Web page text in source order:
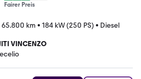
Fairer Preis
65.800 km • 184 kW (250 PS) • Diesel
VINCENZO